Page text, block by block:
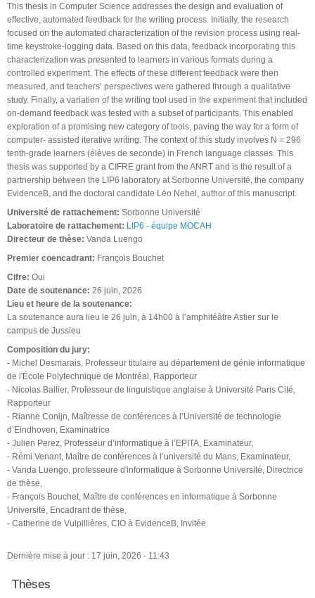
This thesis in Computer Science addresses the design and evaluation of
effective, automated feedback for the writing process. Initially, the research
focused on the automated characterization of the revision process using real-
time keystroke-logging data. Based on this data, feedback incorporating this
characterization was presented to learners in various formats during a
controlled experiment. The effects of these different feedback were then
measured, and teachers’ perspectives were gathered through a qualitative
study. Finally, a variation of the writing tool used in the experiment that included
on-demand feedback was tested with a subset of participants. This enabled
exploration of a promising new category of tools, paving the way for a form of
computer- assisted iterative writing. The context of this study involves N = 296
tenth-grade learners (élèves de seconde) in French language classes. This
thesis was supported by a CIFRE grant from the ANRT and is the result of a
partnership between the LIP6 laboratory at Sorbonne Université, the company
EvidenceB, and the doctoral candidate Léo Nebel, author of this manuscript.
Université de rattachement: Sorbonne Université
Laboratoire de rattachement: LIP6 - équipe MOCAH
Directeur de thèse: Vanda Luengo
Premier coencadrant: François Bouchet
Cifre: Oui
Date de soutenance: 26 juin, 2026
Lieu et heure de la soutenance:
La soutenance aura lieu le 26 juin, à 14h00 à l’amphitéâtre Astier sur le
campus de Jussieu
Composition du jury:
- Michel Desmarais, Professeur titulaire au département de génie informatique
de l'École Polytechnique de Montréal, Rapporteur
- Nicolas Ballier, Professeur de linguistique anglaise à Université Paris Cité,
Rapporteur
- Rianne Conijn, Maîtresse de conférences à l’Université de technologie
d’Eindhoven, Examinatrice
- Julien Perez, Professeur d’informatique à l’EPITA, Examinateur,
- Rémi Venant, Maître de conférences à l’université du Mans, Examinateur,
- Vanda Luengo, professeure d'informatique à Sorbonne Université, Directrice
de thèse,
- François Bouchet, Maître de conférences en informatique à Sorbonne
Université, Encadrant de thèse,
- Catherine de Vulpillières, CIO à EvidenceB, Invitée
Dernière mise à jour : 17 juin, 2026 - 11:43
Thèses